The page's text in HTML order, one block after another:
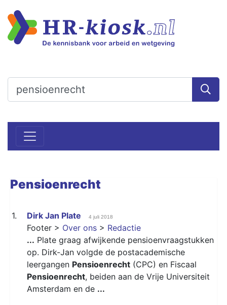
Pensioenrecht
1. Dirk Jan Plate 4 juli 2018
Footer > Over ons > Redactie
... Plate graag afwijkende pensioenvraagstukken
op. Dirk-Jan volgde de postacademische
leergangen Pensioenrecht (CPC) en Fiscaal
Pensioenrecht, beiden aan de Vrije Universiteit
Amsterdam en de ...